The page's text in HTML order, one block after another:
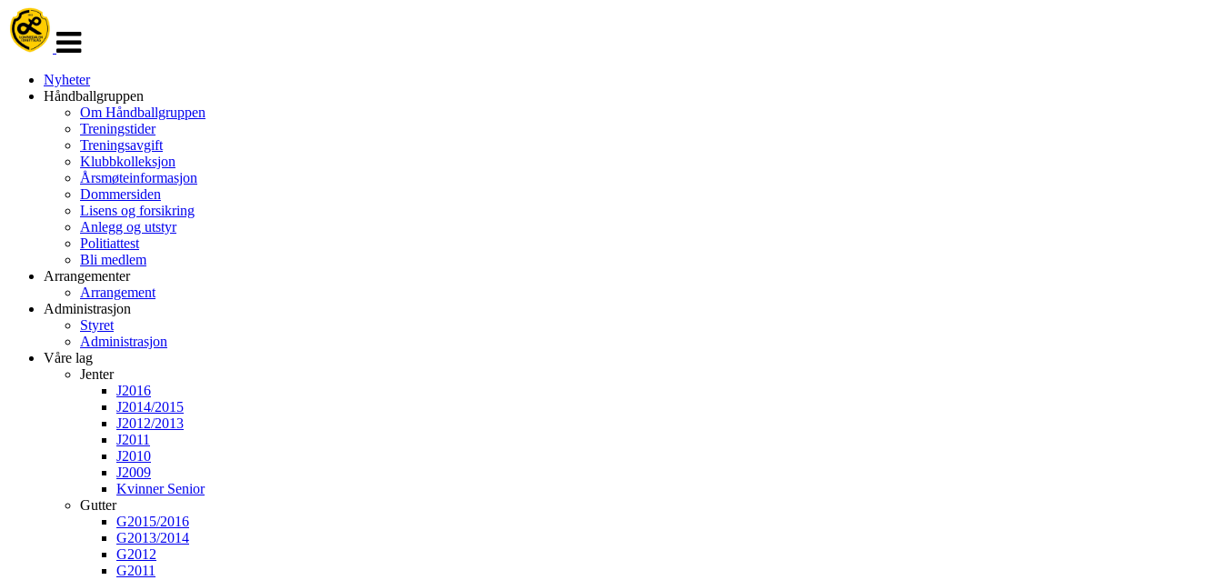
navigasjon
Nyheter
Håndballgruppen
Om Håndballgruppen
Treningstider
Treningsavgift
Klubbkolleksjon
Årsmøteinformasjon
Dommersiden
Lisens og forsikring
Anlegg og utstyr
Politiattest
Bli medlem
Arrangementer
Arrangement
Administrasjon
Styret
Administrasjon
Våre lag
Jenter
J2016
J2014/2015
J2012/2013
J2011
J2010
J2009
Kvinner Senior
Gutter
G2015/2016
G2013/2014
G2012
G2011